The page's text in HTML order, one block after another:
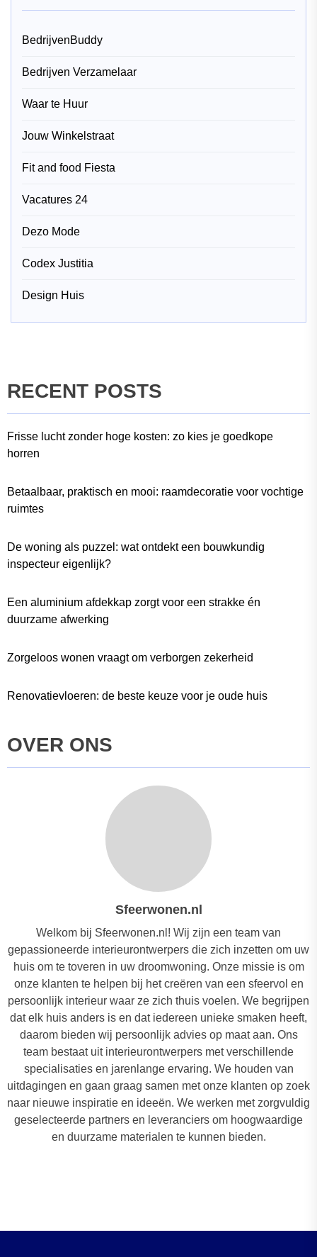
BedrijvenBuddy
Bedrijven Verzamelaar
Waar te Huur
Jouw Winkelstraat
Fit and food Fiesta
Vacatures 24
Dezo Mode
Codex Justitia
Design Huis
RECENT POSTS
Frisse lucht zonder hoge kosten: zo kies je goedkope
horren
Betaalbaar, praktisch en mooi: raamdecoratie voor vochtige
ruimtes
De woning als puzzel: wat ontdekt een bouwkundig
inspecteur eigenlijk?
Een aluminium afdekkap zorgt voor een strakke én
duurzame afwerking
Zorgeloos wonen vraagt om verborgen zekerheid
Renovatievloeren: de beste keuze voor je oude huis
OVER ONS
Sfeerwonen.nl
Welkom bij Sfeerwonen.nl! Wij zijn een team van
gepassioneerde interieurontwerpers die zich inzetten om uw
huis om te toveren in uw droomwoning. Onze missie is om
onze klanten te helpen bij het creëren van een sfeervol en
persoonlijk interieur waar ze zich thuis voelen. We begrijpen
dat elk huis anders is en dat iedereen unieke smaken heeft,
daarom bieden wij persoonlijk advies op maat aan. Ons
team bestaat uit interieurontwerpers met verschillende
specialisaties en jarenlange ervaring. We houden van
uitdagingen en gaan graag samen met onze klanten op zoek
naar nieuwe inspiratie en ideeën. We werken met zorgvuldig
geselecteerde partners en leveranciers om hoogwaardige
en duurzame materialen te kunnen bieden.